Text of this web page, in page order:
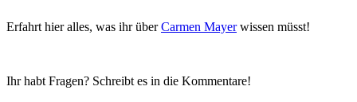
Erfahrt hier alles, was ihr überCarmen Mayerwissen müsst!
Ihr habt Fragen? Schreibt es in die Kommentare!